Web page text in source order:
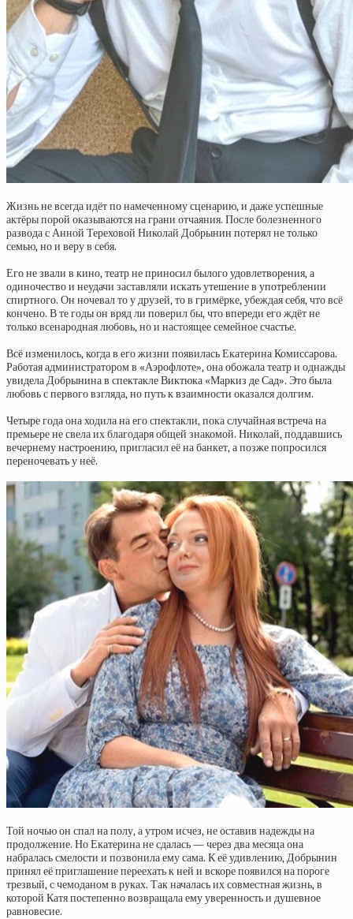
Жизнь не всегда идёт по намеченному сценарию, и даже успешные
актёры порой оказываются на грани отчаяния. После болезненного
развода с Анной Тереховой Николай Добрынин потерял не только
семью, но и веру в себя.
Его не звали в кино, театр не приносил былого удовлетворения, а
одиночество и неудачи заставляли искать утешение в употреблении
спиртного. Он ночевал то у друзей, то в гримёрке, убеждая себя, что всё
кончено. В те годы он вряд ли поверил бы, что впереди его ждёт не
только всенародная любовь, но и настоящее семейное счастье.
Всё изменилось, когда в его жизни появилась Екатерина Комиссарова.
Работая администратором в «Аэрофлоте», она обожала театр и однажды
увидела Добрынина в спектакле Виктюка «Маркиз де Сад». Это была
любовь с первого взгляда, но путь к взаимности оказался долгим.
Четыре года она ходила на его спектакли, пока случайная встреча на
премьере не свела их благодаря общей знакомой. Николай, поддавшись
вечернему настроению, пригласил её на банкет, а позже попросился
переночевать у неё.
Той ночью он спал на полу, а утром исчез, не оставив надежды на
продолжение. Но Екатерина не сдалась — через два месяца она
набралась смелости и позвонила ему сама. К её удивлению, Добрынин
принял её приглашение переехать к ней и вскоре появился на пороге
трезвый, с чемоданом в руках. Так началась их совместная жизнь, в
которой Катя постепенно возвращала ему уверенность и душевное
равновесие.